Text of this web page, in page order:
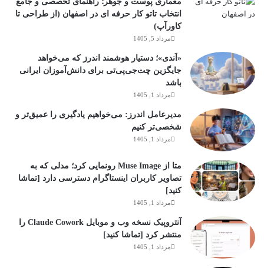
انتخاب تاتو کار حرفه ای در اصفهان (از طراحی تا
کاورآپ)
مرداد 5, 1405
«اَندی»؛ دستیار هوشمند اندرز که می‌خواهد
جایگزین چت‌جی‌پی‌تی برای دانش‌آموزان ایرانی
باشد
مرداد 1, 1405
مدیرعامل اندرز: می‌خواهیم یادگیری را عمیق‌تر و
شخصی‌تر کنیم
مرداد 1, 1405
متا از Muse Image رونمایی کرد؛ مدلی که به
تصاویر کاربران اینستاگرام دسترسی دارد [تماشا
کنید]
مرداد 1, 1405
آنتروپیک نسخه وب و موبایل Claude Cowork را
منتشر کرد [تماشا کنید]
مرداد 1, 1405